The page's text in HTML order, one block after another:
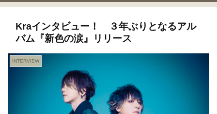
Kraインタビュー！ ３年ぶりとなるアル
バム『新色の涙』リリース
INTERVIEW